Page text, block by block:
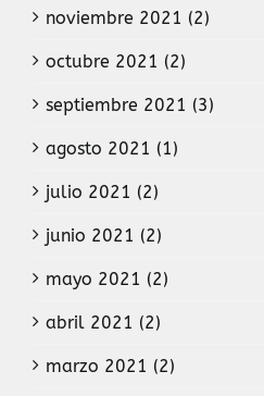
noviembre 2021 (2)
octubre 2021 (2)
septiembre 2021 (3)
agosto 2021 (1)
julio 2021 (2)
junio 2021 (2)
mayo 2021 (2)
abril 2021 (2)
marzo 2021 (2)